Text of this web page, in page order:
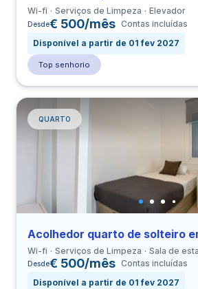
Wi-fi Serviços de Limpeza Elevador
Desde€ 500/mês Contas incluídas
Disponível a partir de 01 fev 2027
Top senhorio
QUARTO
Acolhedor quarto de solteiro
Wi-fi Serviços de Limpeza Sala de
Desde€ 500/mês Contas incluídas
Disponível a partir de 01 fev 2027